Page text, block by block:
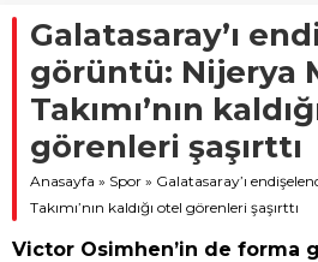
şaşırttı
Günde 1 milyon TL harcadı,
yaşındaki kadının ortalığı
neden böyle?’
Son dakika! AFAD’dan
büyüklüğünde deprem:
açıkladı
6.584,66
BİST
13.889,75
DOLAR
47,7046
Galatasaray’ı
görüntü: Nijerya
Takımı’nın
görenleri şaşırttı
Anasayfa » Spor » Galatasaray’ı
Takımı’nın kaldığı otel görenleri şaşırttı
Victor Osimhen’in de forma